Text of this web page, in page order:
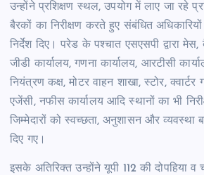
उन्होंने प्रशिक्षण स्थल, उपयोग में लाए जा रहे
बैरकों का निरीक्षण करते हुए संबंधित
निर्देश दिए। परेड के पश्चात एसएसपी द्वारा
जीडी कार्यालय, गणना कार्यालय, आरटीसी
नियंत्रण कक्ष, मोटर वाहन शाखा, स्टोर, क्वार्टर
एजेंसी, नफीस कार्यालय आदि स्थानों का भी
जिम्मेदारों को स्वच्छता, अनुशासन और व्यवस्था
दिए गए।
इसके अतिरिक्त उन्होंने यूपी 112 की दोपहिया व